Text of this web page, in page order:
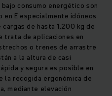
consumo energético son
en E especialmente idóneos
de hasta 1.200 kg de
trata de aplicaciones en
o trenes de arrastre
a la altura de casi
y segura es posible en
recogida ergonómica de
mediante elevación